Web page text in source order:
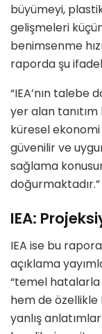
büyümeyi,
gelişmeleri
benimsenme
raporda şu
“IEA’nın talebe
yer alan
küresel ekonomi
güvenilir ve
sağlama
doğurmaktadır.”
IEA:
IEA ise bu
açıklama
“temel hatalarla
hem de özellikle
yanlış